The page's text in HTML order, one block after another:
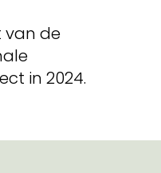
van de
in 2024.